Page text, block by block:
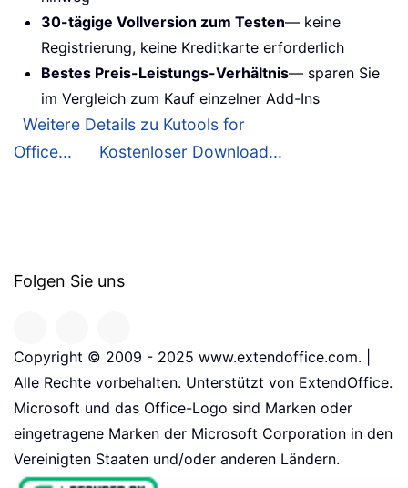
30-tägige Vollversion zum Testen— keine
Registrierung, keine Kreditkarte erforderlich
Bestes Preis-Leistungs-Verhältnis— sparen Sie
im Vergleich zum Kauf einzelner Add-Ins
Weitere Details zu Kutools for
Office...
Kostenloser Download...
Folgen Sie uns
Copyright © 2009 - 2025 www.extendoffice.com. |
Alle Rechte vorbehalten. Unterstützt von ExtendOffice.
Microsoft und das Office-Logo sind Marken oder
eingetragene Marken der Microsoft Corporation in den
Vereinigten Staaten und/oder anderen Ländern.